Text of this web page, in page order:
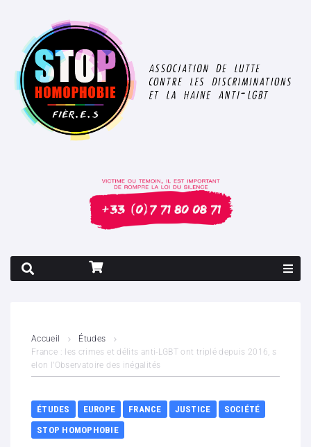
Contenus litigieux
Nous soutenir
Boutique
Accueil
Études
France : les crimes et délits anti-LGBT ont triplé depuis 2016, s
elon l’Observatoire des inégalités
ÉTUDES EUROPE FRANCE JUSTICE
SOCIÉTÉ
STOP HOMOPHOBIE